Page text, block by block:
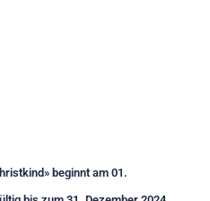
beginnt am 01.